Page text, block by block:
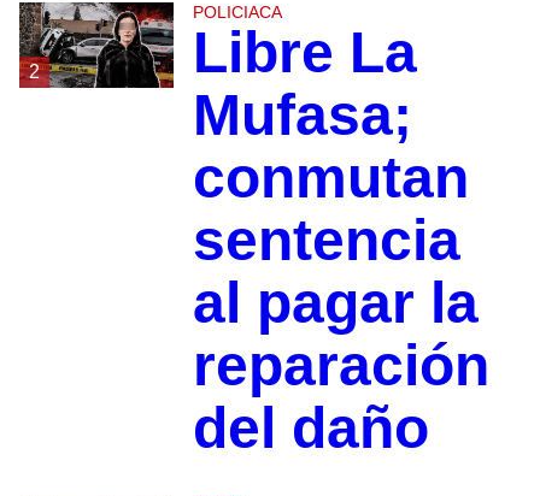
2
POLICIACA
Libre La
Mufasa;
conmutan
sentencia
al pagar la
reparación
del daño